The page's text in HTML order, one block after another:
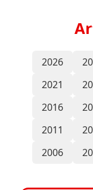
2026
2021
2016
2011
2006